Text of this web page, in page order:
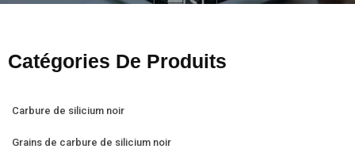
Catégories De Produits
Carbure de silicium noir
Grains de carbure de silicium noir